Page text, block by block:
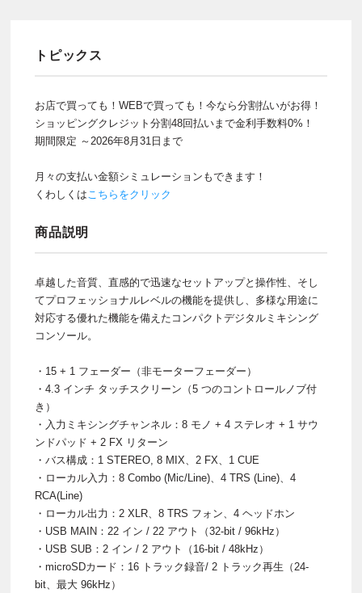
トピックス
お店で買っても！WEBで買っても！今なら分割払いがお得！
ショッピングクレジット分割48回払いまで金利手数料0%！
期間限定 ～2026年8月31日まで
月々の支払い金額シミュレーションもできます！
くわしくはこちらをクリック
商品説明
卓越した音質、直感的で迅速なセットアップと操作性、そし
てプロフェッショナルレベルの機能を提供し、多様な用途に
対応する優れた機能を備えたコンパクトデジタルミキシング
コンソール。
・15 + 1 フェーダー（非モーターフェーダー）
・4.3 インチ タッチスクリーン（5 つのコントロールノブ付
き）
・入力ミキシングチャンネル：8 モノ + 4 ステレオ + 1 サウ
ンドパッド + 2 FX リターン
・バス構成：1 STEREO, 8 MIX、2 FX、1 CUE
・ローカル入力：8 Combo (Mic/Line)、4 TRS (Line)、4
RCA(Line)
・ローカル出力：2 XLR、8 TRS フォン、4 ヘッドホン
・USB MAIN：22 イン / 22 アウト（32-bit / 96kHz）
・USB SUB：2 イン / 2 アウト（16-bit / 48kHz）
・microSDカード：16 トラック録音/ 2 トラック再生（24-
bit、最大 96kHz）